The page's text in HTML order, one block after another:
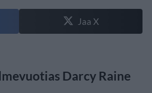
Jaa X
Darcy Raine